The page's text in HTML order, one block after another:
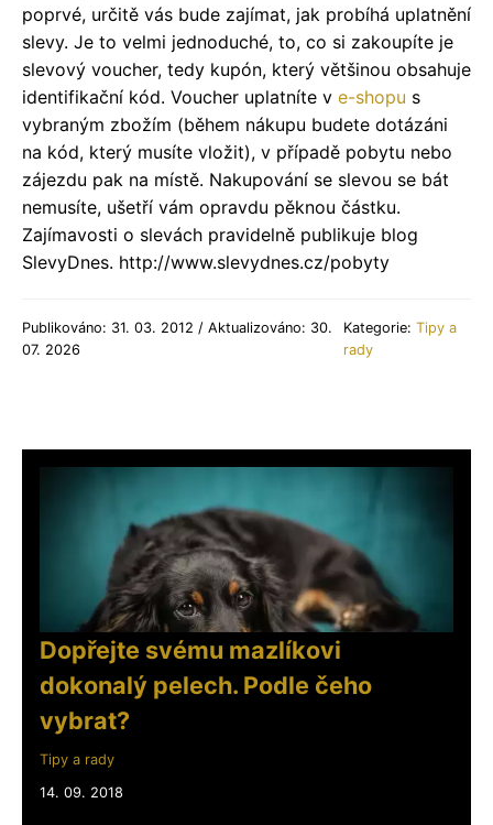
poprvé, určitě vás bude zajímat, jak probíhá uplatnění
slevy. Je to velmi jednoduché, to, co si zakoupíte je
slevový voucher, tedy kupón, který většinou obsahuje
identifikační kód. Voucher uplatníte v e-shopu s
vybraným zbožím (během nákupu budete dotázáni
na kód, který musíte vložit), v případě pobytu nebo
zájezdu pak na místě. Nakupování se slevou se bát
nemusíte, ušetří vám opravdu pěknou částku.
Zajímavosti o slevách pravidelně publikuje blog
SlevyDnes. http://www.slevydnes.cz/pobyty
Publikováno: 31. 03. 2012 / Aktualizováno: 30.
07. 2026
Kategorie:Tipy a
rady
Dopřejte svému mazlíkovi
dokonalý pelech. Podle čeho
vybrat?
Tipy a rady
14. 09. 2018